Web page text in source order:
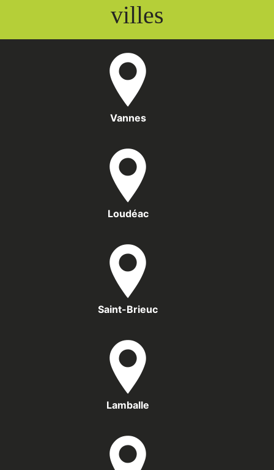
villes
Vannes
Loudéac
Saint-Brieuc
Lamballe